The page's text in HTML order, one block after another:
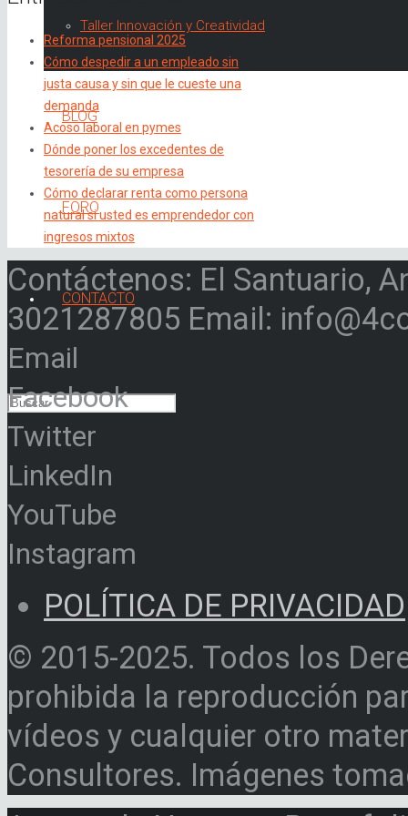
Taller Innovación y Creatividad
BLOG
FORO
CONTACTO
Reforma pensional 2025
Cómo despedir a un empleado sin
justa causa y sin que le cueste una
demanda
Acoso laboral en pymes
Dónde poner los excedentes de
tesorería de su empresa
Cómo declarar renta como persona
natural si usted es emprendedor con
ingresos mixtos
Contáctenos: El Santuario,
3021287805 Email:
Email
Facebook
Twitter
LinkedIn
YouTube
Instagram
POLÍTICA DE PRIVACIDAD
© 2015-2025. Todos los
prohibida la reproducción
vídeos y cualquier otro
Consultores. Imágenes